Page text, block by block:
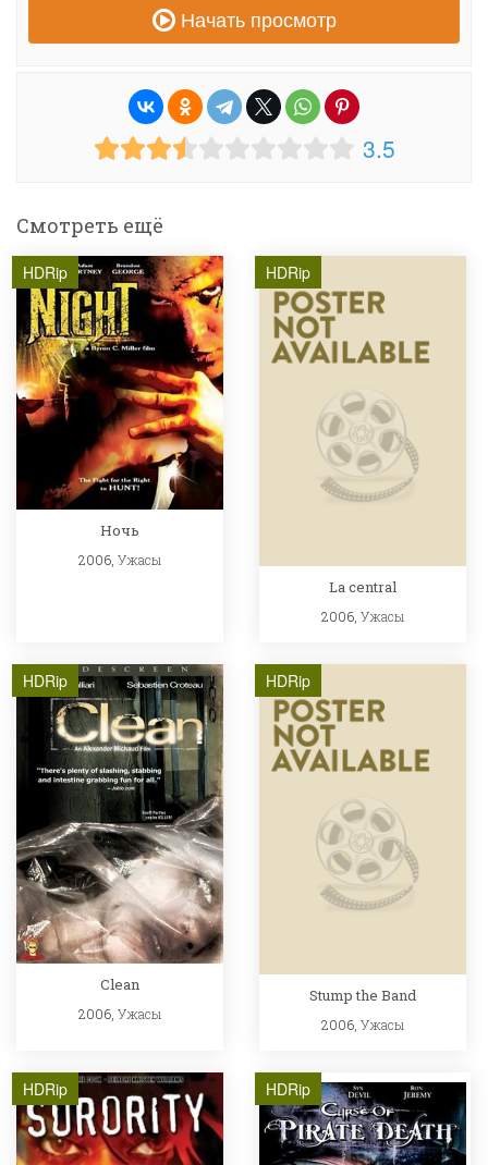
Начать просмотр
3.5
Смотреть ещё
HDRip
Ночь
2006, Ужасы
HDRip
La central
2006,Ужасы
HDRip
Clean
2006, Ужасы
HDRip
Stump the Band
2006,Ужасы
HDRip HDRip